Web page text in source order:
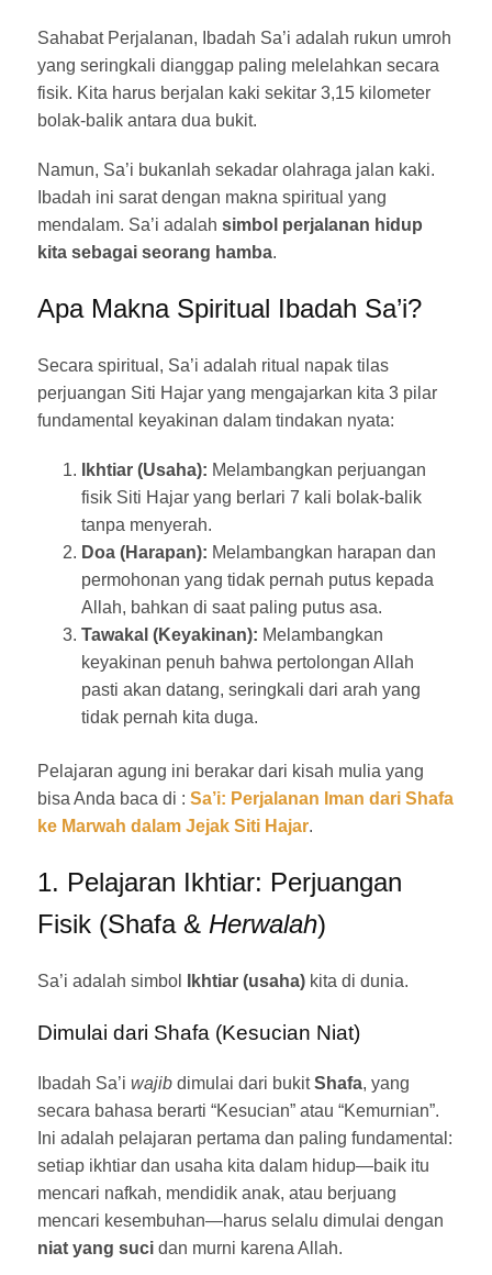
Sahabat Perjalanan, Ibadah Sa’i adalah rukun umroh
yang seringkali dianggap paling melelahkan secara
fisik. Kita harus berjalan kaki sekitar 3,15 kilometer
bolak-balik antara dua bukit.
Namun, Sa’i bukanlah sekadar olahraga jalan kaki.
Ibadah ini sarat dengan makna spiritual yang
mendalam. Sa’i adalah simbol perjalanan hidup
kita sebagai seorang hamba.
Apa Makna Spiritual Ibadah Sa’i?
Secara spiritual, Sa’i adalah ritual napak tilas
perjuangan Siti Hajar yang mengajarkan kita 3 pilar
fundamental keyakinan dalam tindakan nyata:
Ikhtiar (Usaha): Melambangkan perjuangan
fisik Siti Hajar yang berlari 7 kali bolak-balik
tanpa menyerah.
Doa (Harapan): Melambangkan harapan dan
permohonan yang tidak pernah putus kepada
Allah, bahkan di saat paling putus asa.
Tawakal (Keyakinan): Melambangkan
keyakinan penuh bahwa pertolongan Allah
pasti akan datang, seringkali dari arah yang
tidak pernah kita duga.
Pelajaran agung ini berakar dari kisah mulia yang
bisa Anda baca di : Sa’i: Perjalanan Iman dari Shafa
ke Marwah dalam Jejak Siti Hajar.
1. Pelajaran Ikhtiar: Perjuangan
Fisik (Shafa & Herwalah)
Sa’i adalah simbol Ikhtiar (usaha)kita di dunia.
Dimulai dari Shafa (Kesucian Niat)
Ibadah Sa’i wajibdimulai dari bukitShafa, yang
secara bahasa berarti “Kesucian” atau “Kemurnian”.
Ini adalah pelajaran pertama dan paling fundamental:
setiap ikhtiar dan usaha kita dalam hidup—baik itu
mencari nafkah, mendidik anak, atau berjuang
mencari kesembuhan—harus selalu dimulai dengan
niat yang sucidan murni karena Allah.